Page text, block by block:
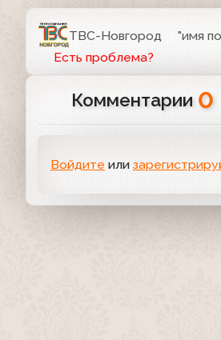
ТВС-Новгород "имя
Есть проблема?
Комментарии 0
Войдите или